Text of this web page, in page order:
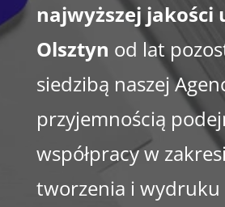
najwyższej jakości
Olsztyn od lat
siedzibą naszej
przyjemnością
współpracy w
tworzenia i wydruku